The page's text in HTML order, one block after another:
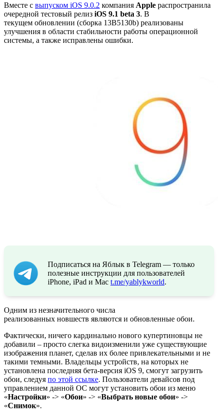
Вместе с выпуском iOS 9.0.2 компания Apple распространила
очередной тестовый релиз iOS 9.1 beta 3. В
текущем обновлении (сборка 13B5130b) реализованы
улучшения в области стабильности работы операционной
системы, а также исправлены ошибки.
Подписаться на Яблык в Telegram — только
полезные инструкции для пользователей
iPhone, iPad и Mac t.me/yablykworld.
Одним из незначительного числа
реализованных новшеств являются и обновленные обои.
Фактически, ничего кардинально нового купертиновцы не
добавили – просто слегка видоизменили уже существующие
изображения планет, сделав их более привлекательными и не
такими темными. Владельцы устройств, на которых не
установлена последняя бета-версия iOS 9, смогут загрузить
обои, следуя по этой ссылке. Пользователи девайсов под
управлением данной ОС могут установить обои из меню
«Настройки» -> «Обои» -> «Выбрать новые обои» ->
«Cнимок».